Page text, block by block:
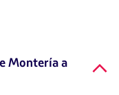
Montería a